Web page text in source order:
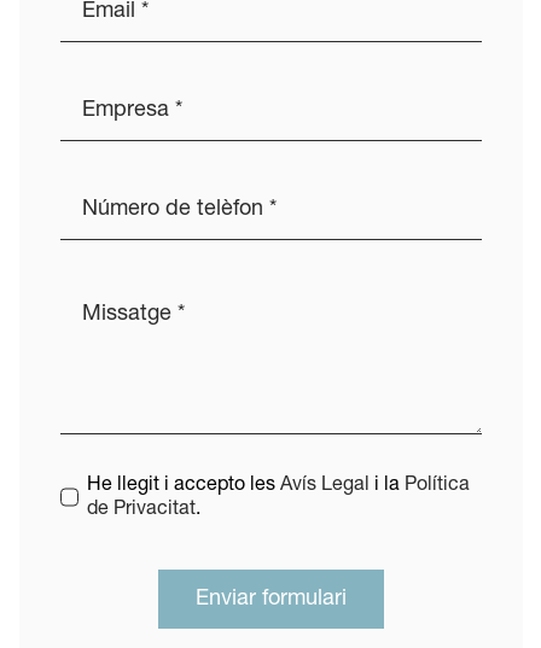
He llegit i accepto les Avís Legal i la Política
de Privacitat.
Enviar formulari